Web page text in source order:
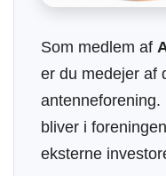
Som medlem af
er du medejer af
antenneforening.
bliver i
eksterne